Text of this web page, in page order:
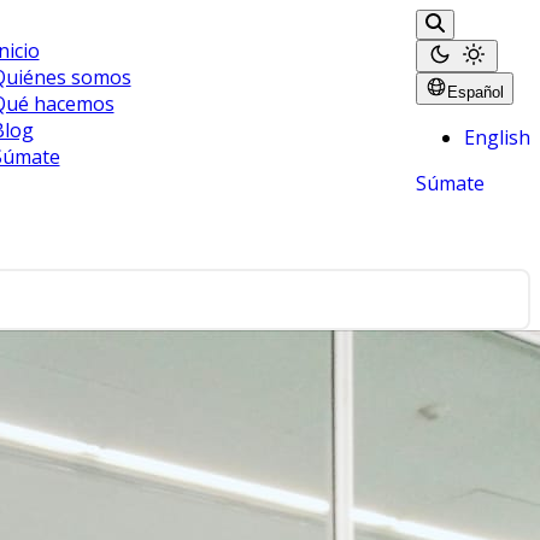
somos
hacemos
Español
English
Súmate